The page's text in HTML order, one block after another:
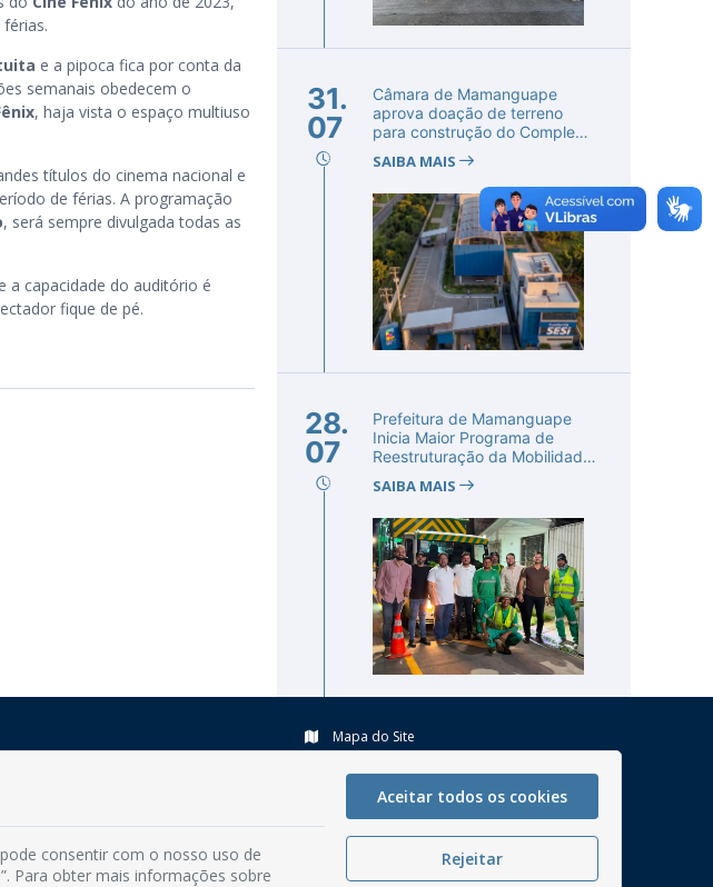
e a pipoca fica por conta da
semanais obedecem o
, haja vista o espaço multiuso
títulos do cinema nacional e
de férias. A programação
, será sempre divulgada todas as
a capacidade do auditório é
fique de pé.
31.
07
Câmara de Mamanguape
aprova doação de terreno
para construção do Complexo
SAIBA MAIS
28.
07
Prefeitura de Mamanguape
Inicia Maior Programa de
Reestruturação da Mobilidade
SAIBA MAIS
das 08h às 13h
Mapa do Site
Perguntas frequentes
Manual de Navegação
Glossário
consentir com o nosso uso de
Para obter mais informações sobre
Aceitar todos os cookies
Rejeitar